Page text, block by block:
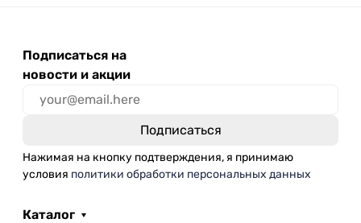
Подписаться на
новости и акции
Нажимая на кнопку подтверждения, я принимаю
условия политики обработки персональных данных
Каталог